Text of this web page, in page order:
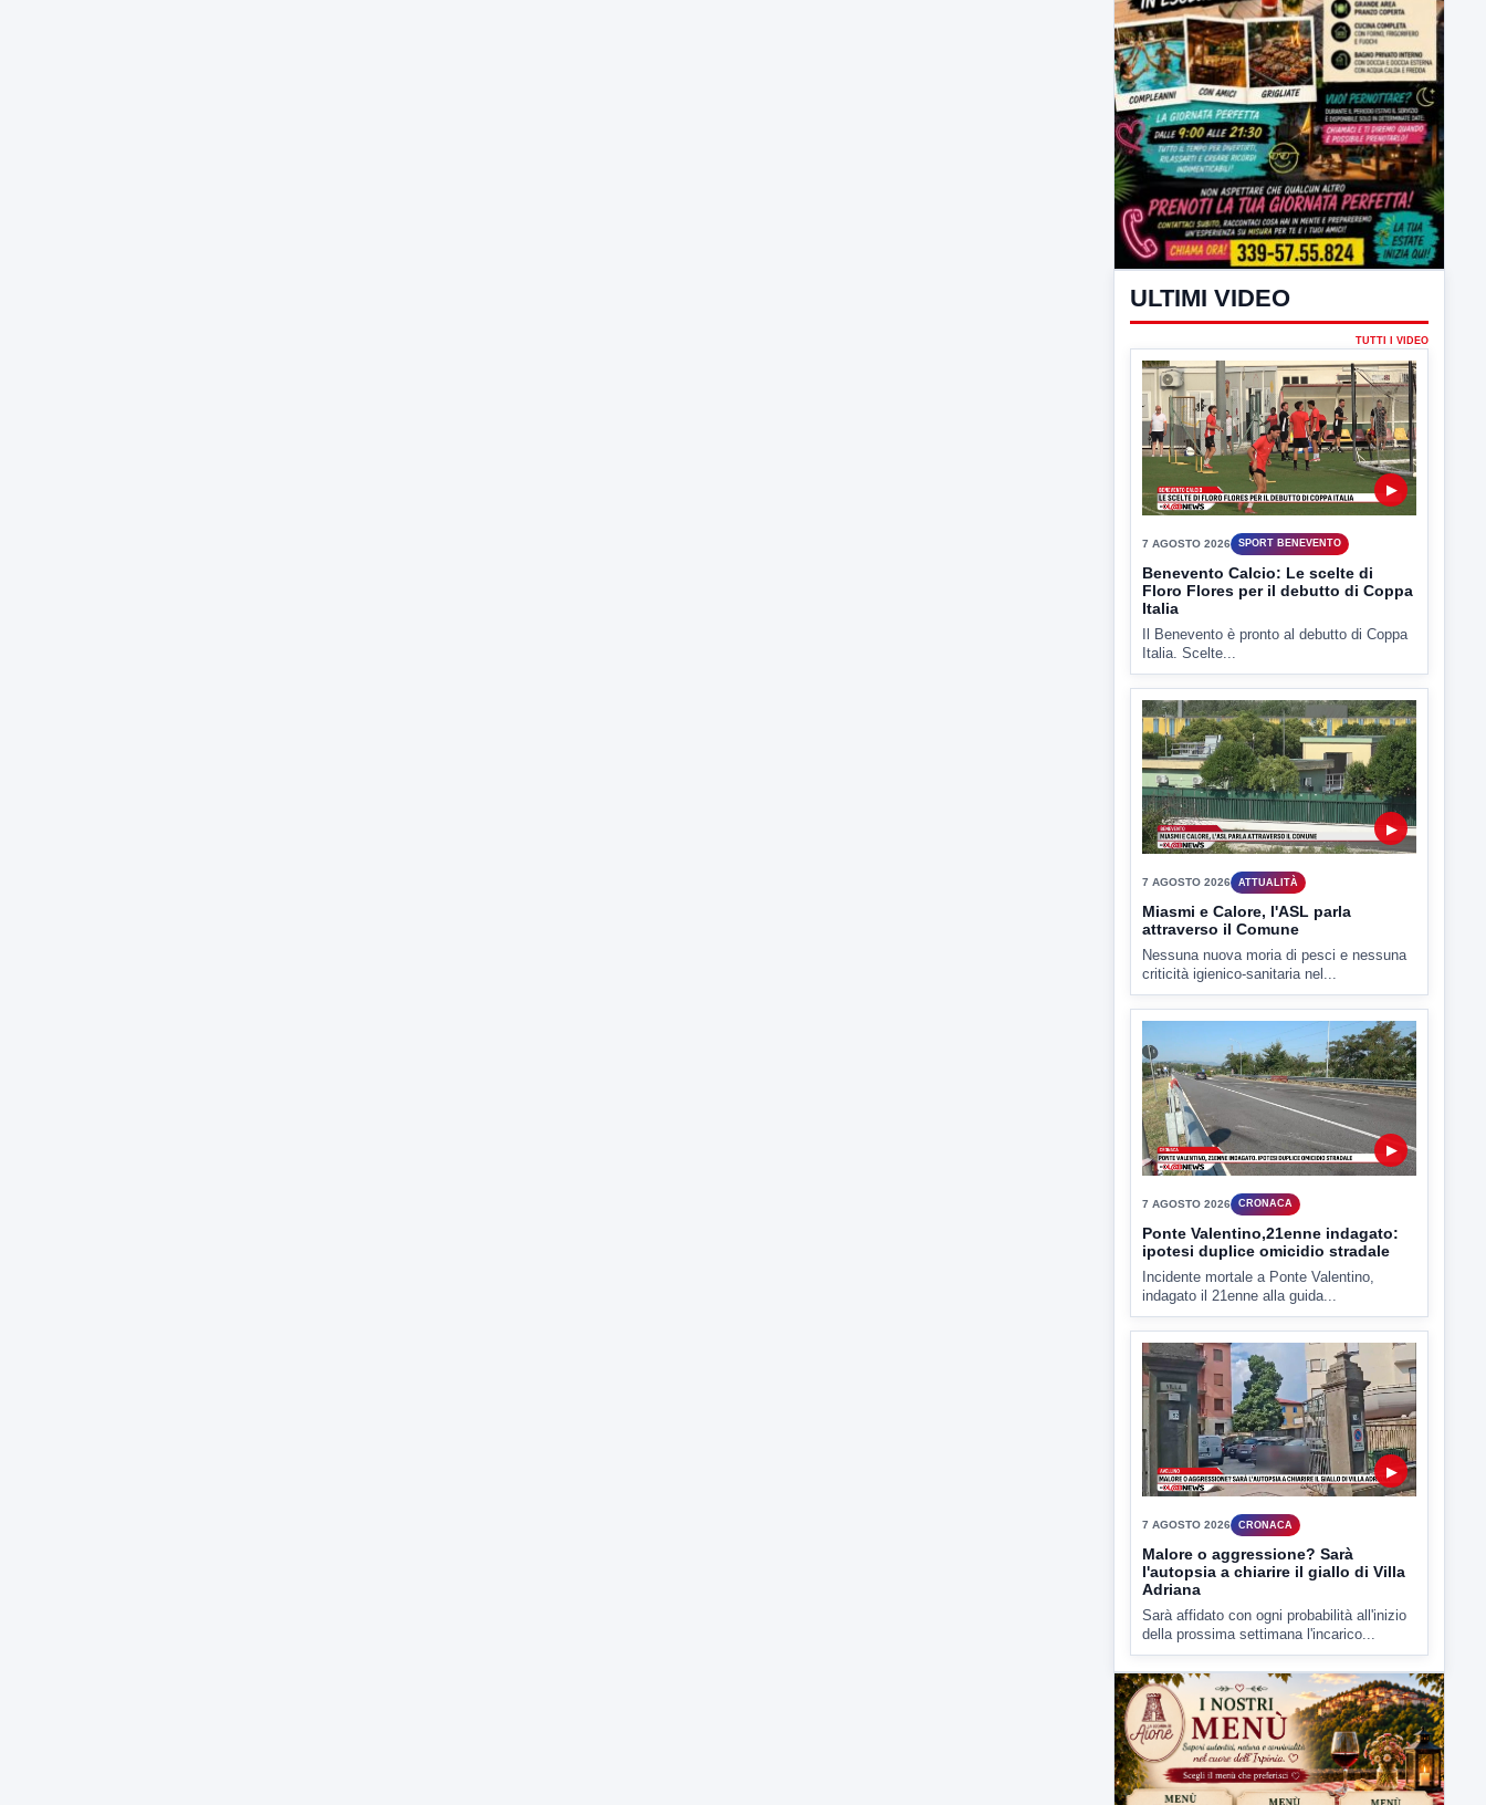
ULTIMI VIDEO
TUTTI I VIDEO
▶
7 AGOSTO 2026 SPORT BENEVENTO
Benevento Calcio: Le scelte di
Floro Flores per il debutto di Coppa
Italia
Il Benevento è pronto al debutto di Coppa
Italia. Scelte...
▶
7 AGOSTO 2026 ATTUALITÀ
Miasmi e Calore, l'ASL parla
attraverso il Comune
Nessuna nuova moria di pesci e nessuna
criticità igienico-sanitaria nel...
▶
7 AGOSTO 2026 CRONACA
Ponte Valentino,21enne indagato:
ipotesi duplice omicidio stradale
Incidente mortale a Ponte Valentino,
indagato il 21enne alla guida...
▶
7 AGOSTO 2026 CRONACA
Malore o aggressione? Sarà
l'autopsia a chiarire il giallo di Villa
Adriana
Sarà affidato con ogni probabilità all'inizio
della prossima settimana l'incarico...